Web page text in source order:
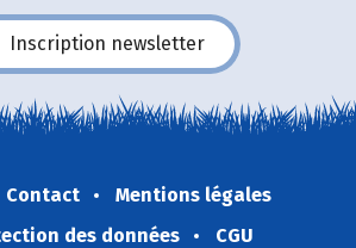
Inscription newsletter
Contact
Mentions légales
des données
CGU